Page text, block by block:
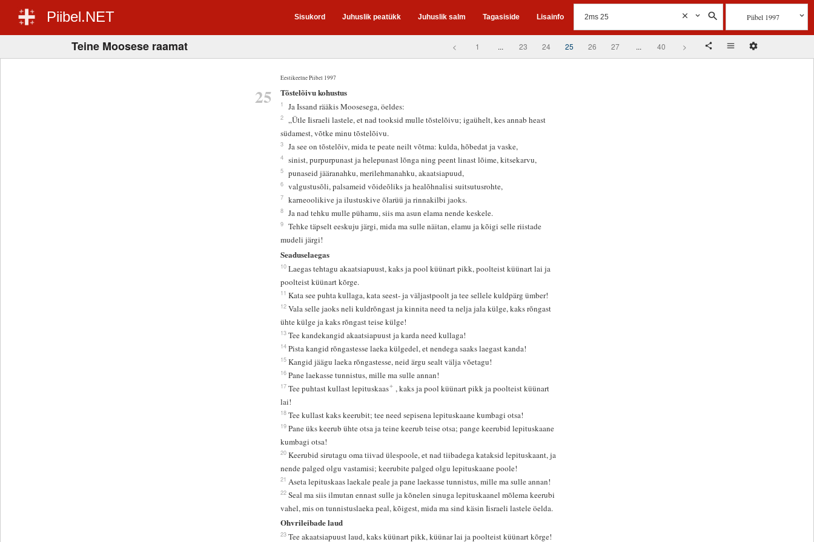
Piibel.NET Sisukord Juhuslik peatükk Juhuslik salm Tagasiside Lisainfo Piibel 1997
Teine Moosese raamat < 1 ... 23 24 25 26 27 ... 40 >
Eestikeelne Piibel 1997
25 Tõstelõivu kohustus
1 Ja Issand rääkis Moosesega, öeldes:
2
„Ütle Iisraeli lastele, et nad tooksid mulle tõstelõivu; igaühelt, kes annab heast
südamest, võtke minu tõstelõivu.
3 Ja see on tõstelõiv, mida te peate neilt võtma: kulda, hõbedat ja vaske,
4 sinist, purpurpunast ja helepunast lõnga ning peent linast lõime, kitsekarvu,
5 punaseid jääranahku, merilehmanahku, akaatsiapuud,
6 valgustusõli, palsameid võideõliks ja healõhnalisi suitsutusrohte,
7 karneoolikive ja ilustuskive õlarüü ja rinnakilbi jaoks.
8 Ja nad tehku mulle pühamu, siis ma asun elama nende keskele.
9
Tehke täpselt eeskuju järgi, mida ma sulle näitan, elamu ja kõigi selle riistade
mudeli järgi!
Seaduselaegas
10 Laegas tehtagu akaatsiapuust, kaks ja pool küünart pikk, poolteist küünart lai ja
poolteist küünart kõrge.
11 Kata see puhta kullaga, kata seest- ja väljastpoolt ja tee sellele kuldpärg ümber!
12 Vala selle jaoks neli kuldrõngast ja kinnita need ta nelja jala külge, kaks rõngast
ühte külge ja kaks rõngast teise külge!
13 Tee kandekangid akaatsiapuust ja karda need kullaga!
14 Pista kangid rõngastesse laeka külgedel, et nendega saaks laegast kanda!
15 Kangid jäägu laeka rõngastesse, neid ärgu sealt välja võetagu!
16 Pane laekasse tunnistus, mille ma sulle annan!
17 Tee puhtast kullast lepituskaas+, kaks ja pool küünart pikk ja poolteist küünart
lai!
18 Tee kullast kaks keerubit; tee need sepisena lepituskaane kumbagi otsa!
19 Pane üks keerub ühte otsa ja teine keerub teise otsa; pange keerubid lepituskaane
kumbagi otsa!
20 Keerubid sirutagu oma tiivad ülespoole, et nad tiibadega kataksid lepituskaant, ja
nende palged olgu vastamisi; keerubite palged olgu lepituskaane poole!
21 Aseta lepituskaas laekale peale ja pane laekasse tunnistus, mille ma sulle annan!
22 Seal ma siis ilmutan ennast sulle ja kõnelen sinuga lepituskaanel mõlema keerubi
vahel, mis on tunnistuslaeka peal, kõigest, mida ma sind käsin Iisraeli lastele öelda.
Ohvrileibade laud
23 Tee akaatsiapuust laud, kaks küünart pikk, küünar lai ja poolteist küünart kõrge!